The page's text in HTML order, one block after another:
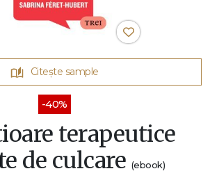
Citește sample
-40%
terapeutice
de culcare (ebook)